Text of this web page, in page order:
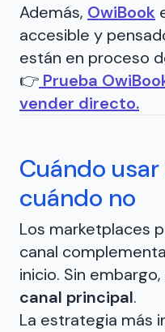
Además, OwiBook
accesible y
están en proceso
👉 Prueba
vender directo.
Cuándo
cuándo no
Los marketplaces
canal
inicio. Sin embargo,
canal principal.
La estrategia más